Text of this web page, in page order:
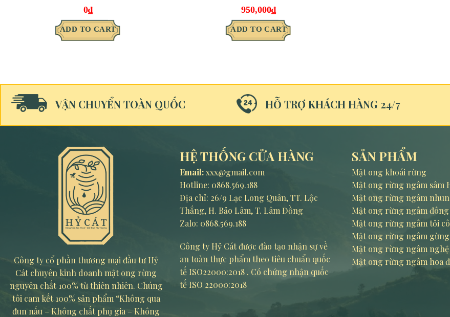
0₫
ADD TO CART
950,000₫
ADD TO CART
VẬN CHUYỂN TOÀN QUỐC HỖ TRỢ KHÁCH HÀNG 24/7
Công ty cổ phần thương mại đầu tư Hỷ
Cát chuyên kinh doanh mật ong rừng
nguyên chất 100% từ thiên nhiên. Chúng
tôi cam kết 100% sản phẩm “Không qua
đun nấu – Không chất phụ gia – Không
HỆ THỐNG CỬA HÀNG
Email:xxx@gmail.com
Hotline: 0868.569.188
Địa chỉ: 26/9 Lạc Long Quân, TT. Lộc
Thắng, H. Bảo Lâm, T. Lâm Đồng
Zalo: 0868.569.188
Công ty Hỷ Cát được đào tạo nhận sự về
an toàn thực phẩm theo tiêu chuẩn quốc
tế ISO22000:2018 . Có chứng nhận quốc
tế ISO 22000:2018
SẢN PHẨM
Mật ong khoái rừng
Mật ong rừng ngâm sâm
Mật ong rừng ngâm
Mật ong rừng ngâm
Mật ong rừng ngâm tỏi
Mật ong rừng ngâm gừng
Mật ong rừng ngâm nghệ
Mật ong rừng ngâm hoa